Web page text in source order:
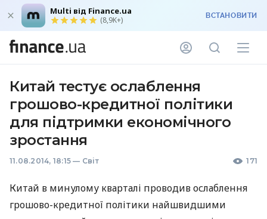
Multi від Finance.ua
(8,9K+) ВСТАНОВИТИ
Китай тестує ослаблення
грошово-кредитної політики
для підтримки економічного
зростання
11.08.2014, 18:15 — Світ 171
Китай в минулому кварталі проводив ослаблення
грошово-кредитної політики найшвидшими